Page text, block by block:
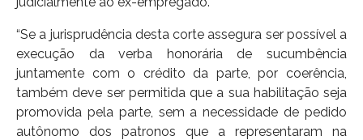
“Se a jurisprudência desta corte assegura ser possível a
execução da verba honorária de sucumbência
juntamente com o crédito da parte, por coerência,
também deve ser permitida que a sua habilitação seja
promovida pela parte, sem a necessidade de pedido
autônomo dos patronos que a representaram na